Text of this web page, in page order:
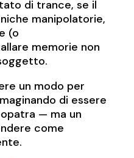
di trance, se il
manipolatorie,
(o
memorie non
un modo per
di essere
— ma un
come